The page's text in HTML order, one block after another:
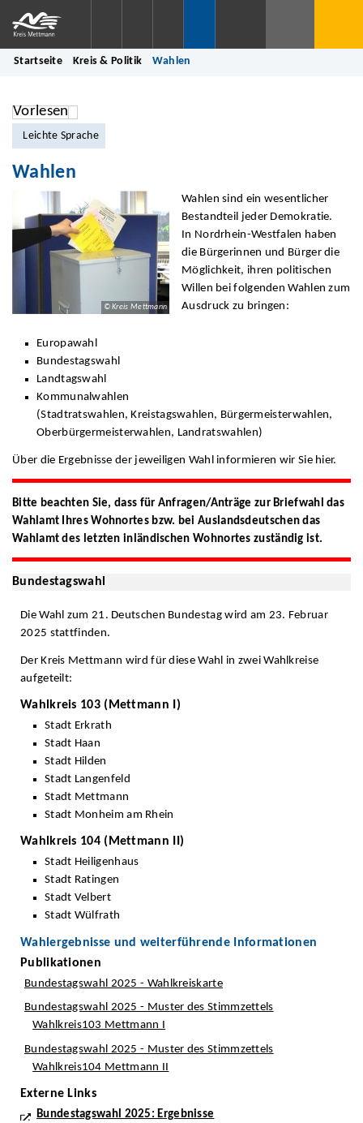
Startseite Kreis & Politik Wahlen
Vorlesen
Leichte Sprache
Wahlen
© Kreis Mettmann
Wahlen sind ein wesentlicher
Bestandteil jeder Demokratie.
In Nordrhein-Westfalen haben
die Bürgerinnen und Bürger die
Möglichkeit, ihren politischen
Willen bei folgenden Wahlen zum
Ausdruck zu bringen:
Europawahl
Bundestagswahl
Landtagswahl
Kommunalwahlen
(Stadtratswahlen, Kreistagswahlen, Bürgermeisterwahlen,
Oberbürgermeisterwahlen, Landratswahlen)
Über die Ergebnisse der jeweiligen Wahl informieren wir Sie hier.
Bitte beachten Sie, dass für Anfragen/Anträge zur Briefwahl das
Wahlamt Ihres Wohnortes bzw. bei Auslandsdeutschen das
Wahlamt des letzten inländischen Wohnortes zuständig ist.
Bundestagswahl
Die Wahl zum 21. Deutschen Bundestag wird am 23. Februar
2025 stattfinden.
Der Kreis Mettmann wird für diese Wahl in zwei Wahlkreise
aufgeteilt:
Wahlkreis 103 (Mettmann I)
Stadt Erkrath
Stadt Haan
Stadt Hilden
Stadt Langenfeld
Stadt Mettmann
Stadt Monheim am Rhein
Wahlkreis 104 (Mettmann II)
Stadt Heiligenhaus
Stadt Ratingen
Stadt Velbert
Stadt Wülfrath
Wahlergebnisse und weiterführende Informationen
Publikationen
Bundestagswahl 2025 - Wahlkreiskarte
Bundestagswahl 2025 - Muster des Stimmzettels
Wahlkreis103 Mettmann I
Bundestagswahl 2025 - Muster des Stimmzettels
Wahlkreis104 Mettmann II
Externe Links
Bundestagswahl 2025: Ergebnisse